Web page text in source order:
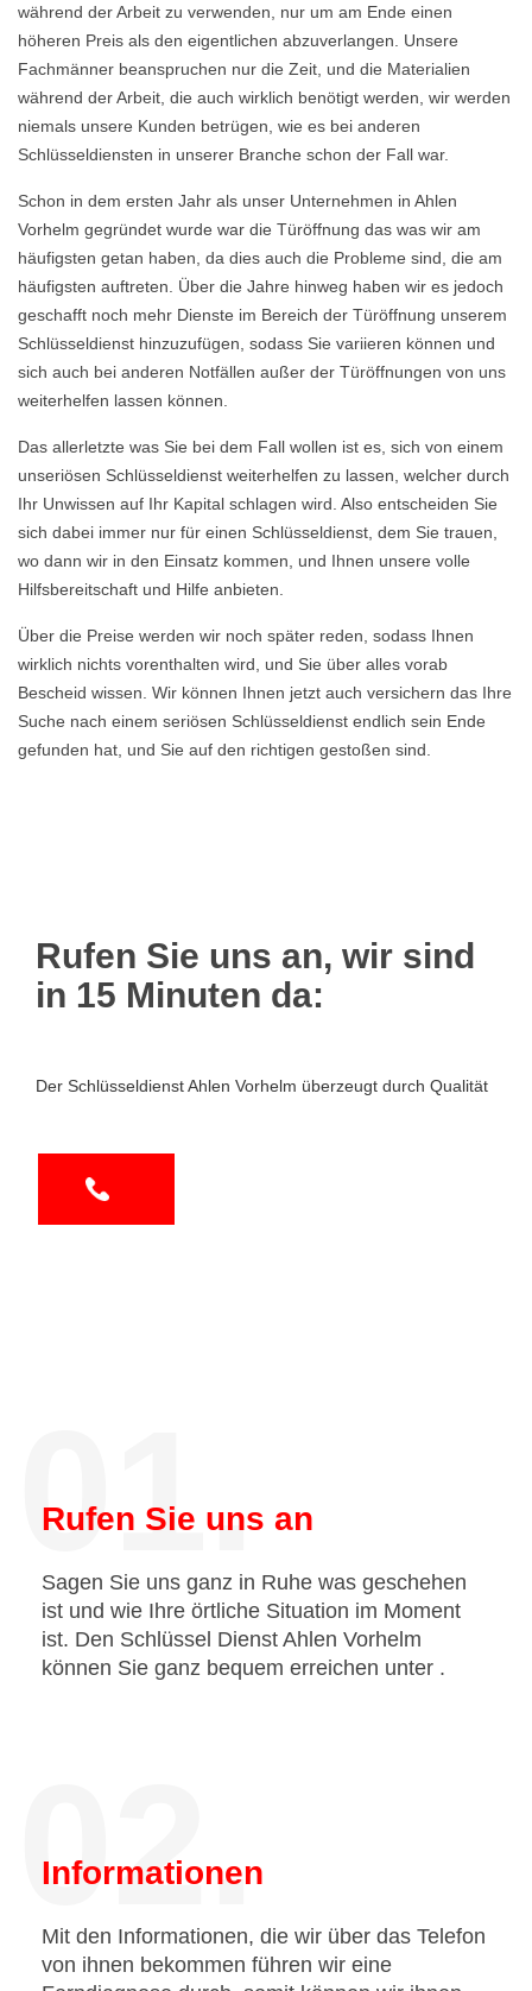
während der Arbeit zu verwenden, nur um am Ende einen
höheren Preis als den eigentlichen abzuverlangen. Unsere
Fachmänner beanspruchen nur die Zeit, und die Materialien
während der Arbeit, die auch wirklich benötigt werden, wir werden
niemals unsere Kunden betrügen, wie es bei anderen
Schlüsseldiensten in unserer Branche schon der Fall war.
Schon in dem ersten Jahr als unser Unternehmen in Ahlen
Vorhelm gegründet wurde war die Türöffnung das was wir am
häufigsten getan haben, da dies auch die Probleme sind, die am
häufigsten auftreten. Über die Jahre hinweg haben wir es jedoch
geschafft noch mehr Dienste im Bereich der Türöffnung unserem
Schlüsseldienst hinzuzufügen, sodass Sie variieren können und
sich auch bei anderen Notfällen außer der Türöffnungen von uns
weiterhelfen lassen können.
Das allerletzte was Sie bei dem Fall wollen ist es, sich von einem
unseriösen Schlüsseldienst weiterhelfen zu lassen, welcher durch
Ihr Unwissen auf Ihr Kapital schlagen wird. Also entscheiden Sie
sich dabei immer nur für einen Schlüsseldienst, dem Sie trauen,
wo dann wir in den Einsatz kommen, und Ihnen unsere volle
Hilfsbereitschaft und Hilfe anbieten.
Über die Preise werden wir noch später reden, sodass Ihnen
wirklich nichts vorenthalten wird, und Sie über alles vorab
Bescheid wissen. Wir können Ihnen jetzt auch versichern das Ihre
Suche nach einem seriösen Schlüsseldienst endlich sein Ende
gefunden hat, und Sie auf den richtigen gestoßen sind.
Rufen Sie uns an, wir sind
in 15 Minuten da:
Der Schlüsseldienst Ahlen Vorhelm überzeugt durch Qualität
01.
Rufen Sie uns an
Sagen Sie uns ganz in Ruhe was geschehen
ist und wie Ihre örtliche Situation im Moment
ist. Den Schlüssel Dienst Ahlen Vorhelm
können Sie ganz bequem erreichen unter .
02.
Informationen
Mit den Informationen, die wir über das Telefon
von ihnen bekommen führen wir eine